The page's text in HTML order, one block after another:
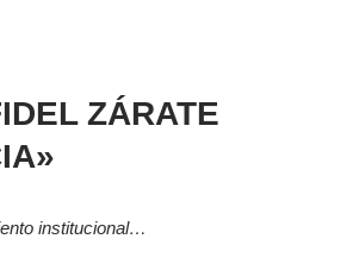
ZÁRATE
institucional…